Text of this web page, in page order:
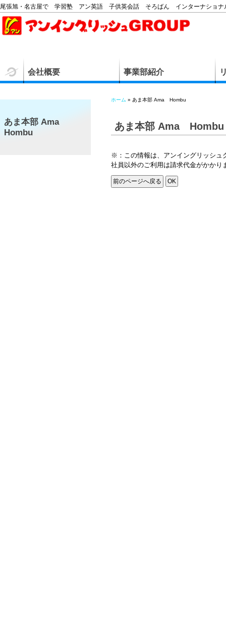
尾張旭・名古屋で 学習塾 アン英語 子供英会話 そろばん インターナショナ
会社概要 事業部紹介
あま本部 Ama
Hombu
ホーム » あま本部 Ama Hombu
あま本部 Ama Hombu
※：この情報は、アンイングリッシュ
社員以外のご利用は請求代金がかかり